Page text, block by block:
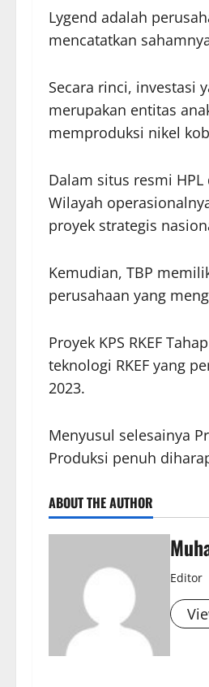
Lygend adalah
mencatatkan
Secara rinci, investasi
merupakan entitas
memproduksi nikel
Dalam situs resmi
Wilayah
proyek strategis
Kemudian, TBP
perusahaan yang
Proyek KPS RKEF
teknologi RKEF yang
2023.
Menyusul selesainya
Produksi penuh
ABOUT THE AUTHOR
Editor